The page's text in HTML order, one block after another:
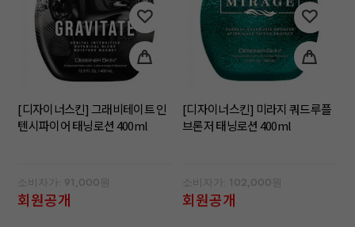
[디자이너스킨] 그래비테이트 인
텐시파이어 태닝로션 400ml
소비자가: 91,000원
회원공개
[디자이너스킨] 미라지 쿼드루플
브론저 태닝로션 400ml
소비자가: 102,000원
회원공개